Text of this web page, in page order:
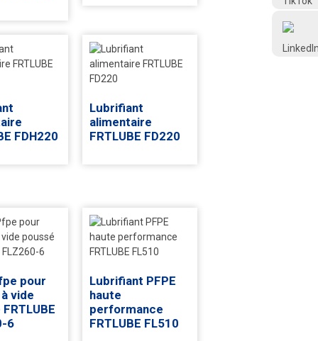
FDH220
Lubrifiant
alimentaire
FRTLUBE FD220
pour
vide
6
Lubrifiant PFPE
haute
performance
FRTLUBE FL510